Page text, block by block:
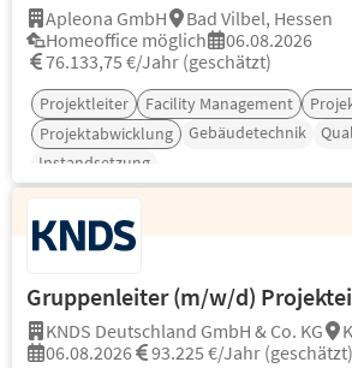
Apleona GmbH
Bad Vilbel, Hessen
Homeoffice möglich
06.08.2026
76.133,75 €/Jahr (geschätzt)
Projektleiter Facility Management
Projektabwicklung
Gebäudetechnik
Instandsetzung
Gruppenleiter (m/w/d)
KNDS Deutschland GmbH & Co. KG
06.08.2026
93.225 €/Jahr (geschätzt)